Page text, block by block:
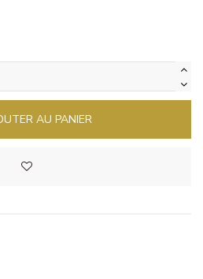
AU PANIER